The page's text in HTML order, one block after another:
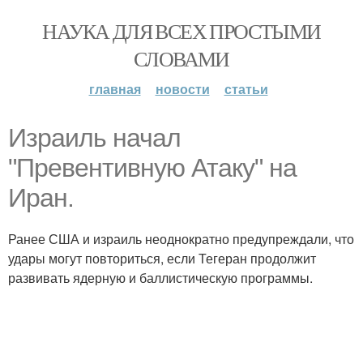
НАУКА ДЛЯ ВСЕХ ПРОСТЫМИ
СЛОВАМИ
главная новости статьи
Израиль начал
"Превентивную Атаку" на
Иран.
Ранее США и израиль неоднократно предупреждали, что
удары могут повториться, если Тегеран продолжит
развивать ядерную и баллистическую программы.